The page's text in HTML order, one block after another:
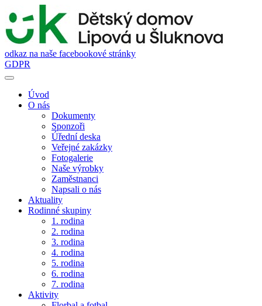
odkaz na naše facebookové stránky
GDPR
Úvod
O nás
Dokumenty
Sponzoři
Úřední deska
Veřejné zakázky
Fotogalerie
Naše výrobky
Zaměstnanci
Napsali o nás
Aktuality
Rodinné skupiny
1. rodina
2. rodina
3. rodina
4. rodina
5. rodina
6. rodina
7. rodina
Aktivity